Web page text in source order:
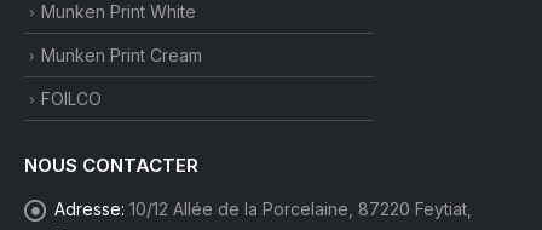
Munken Print White
Munken Print Cream
FOILCO
NOUS CONTACTER
Adresse: 10/12 Allée de la Porcelaine, 87220 Feytiat,